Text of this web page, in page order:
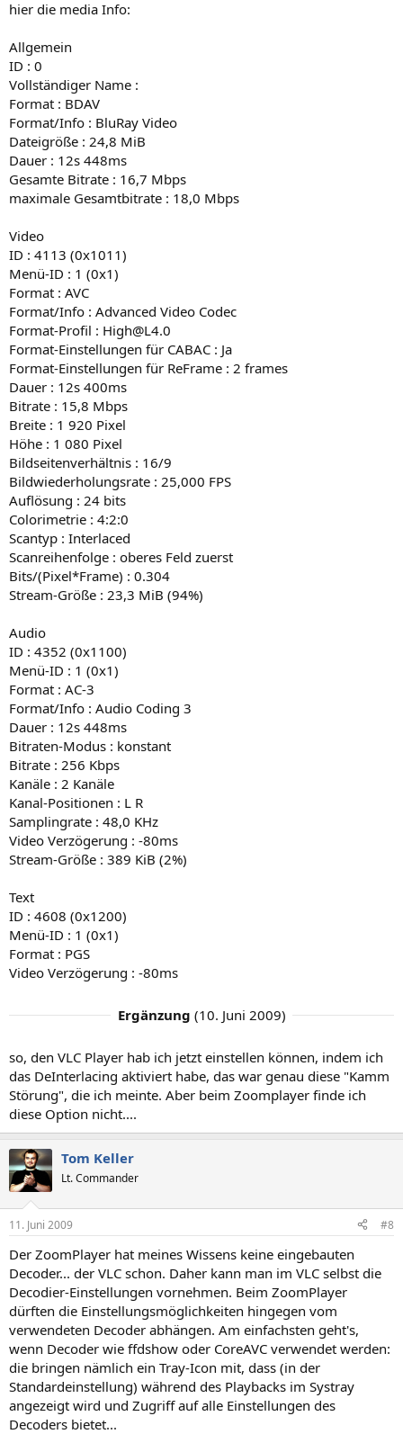
hier die media Info:
Allgemein
ID : 0
Vollständiger Name :
Format : BDAV
Format/Info : BluRay Video
Dateigröße : 24,8 MiB
Dauer : 12s 448ms
Gesamte Bitrate : 16,7 Mbps
maximale Gesamtbitrate : 18,0 Mbps
Video
ID : 4113 (0x1011)
Menü-ID : 1 (0x1)
Format : AVC
Format/Info : Advanced Video Codec
Format-Profil : High@L4.0
Format-Einstellungen für CABAC : Ja
Format-Einstellungen für ReFrame : 2 frames
Dauer : 12s 400ms
Bitrate : 15,8 Mbps
Breite : 1 920 Pixel
Höhe : 1 080 Pixel
Bildseitenverhältnis : 16/9
Bildwiederholungsrate : 25,000 FPS
Auflösung : 24 bits
Colorimetrie : 4:2:0
Scantyp : Interlaced
Scanreihenfolge : oberes Feld zuerst
Bits/(Pixel*Frame) : 0.304
Stream-Größe : 23,3 MiB (94%)
Audio
ID : 4352 (0x1100)
Menü-ID : 1 (0x1)
Format : AC-3
Format/Info : Audio Coding 3
Dauer : 12s 448ms
Bitraten-Modus : konstant
Bitrate : 256 Kbps
Kanäle : 2 Kanäle
Kanal-Positionen : L R
Samplingrate : 48,0 KHz
Video Verzögerung : -80ms
Stream-Größe : 389 KiB (2%)
Text
ID : 4608 (0x1200)
Menü-ID : 1 (0x1)
Format : PGS
Video Verzögerung : -80ms
Ergänzung (10. Juni 2009)
so, den VLC Player hab ich jetzt einstellen können, indem ich
das DeInterlacing aktiviert habe, das war genau diese "Kamm
Störung", die ich meinte. Aber beim Zoomplayer finde ich
diese Option nicht....
Tom Keller
Lt. Commander
11. Juni 2009 #8
Der ZoomPlayer hat meines Wissens keine eingebauten
Decoder... der VLC schon. Daher kann man im VLC selbst die
Decodier-Einstellungen vornehmen. Beim ZoomPlayer
dürften die Einstellungsmöglichkeiten hingegen vom
verwendeten Decoder abhängen. Am einfachsten geht's,
wenn Decoder wie ffdshow oder CoreAVC verwendet werden:
die bringen nämlich ein Tray-Icon mit, dass (in der
Standardeinstellung) während des Playbacks im Systray
angezeigt wird und Zugriff auf alle Einstellungen des
Decoders bietet...